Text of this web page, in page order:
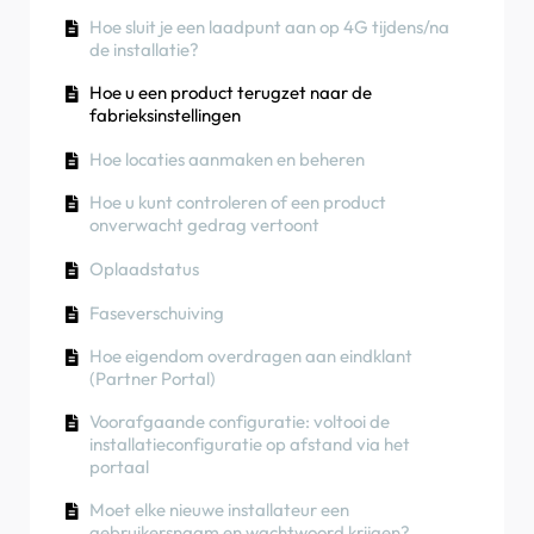
Faseverschuiving
de installatie?
RCD-testprocedure
Hoe u kunt controleren of een product
onverwacht gedrag vertoont
Reststroombeveiliging
Faseverschuiving
op te laden
onverwacht gedrag vertoont
op wifi?
Integreer zonnepaneelterminal met Load
balancer
Hoe sluit je een laadpunt aan op 4G tijdens/na
de installatie?
Hoe u een product terugzet naar de
fabrieksinstellingen
Hoe locaties aanmaken en beheren
Hoe u kunt controleren of een product
onverwacht gedrag vertoont
Oplaadstatus
Faseverschuiving
Hoe eigendom overdragen aan eindklant
(Partner Portal)
Voorafgaande configuratie: voltooi de
installatieconfiguratie op afstand via het
portaal
Moet elke nieuwe installateur een